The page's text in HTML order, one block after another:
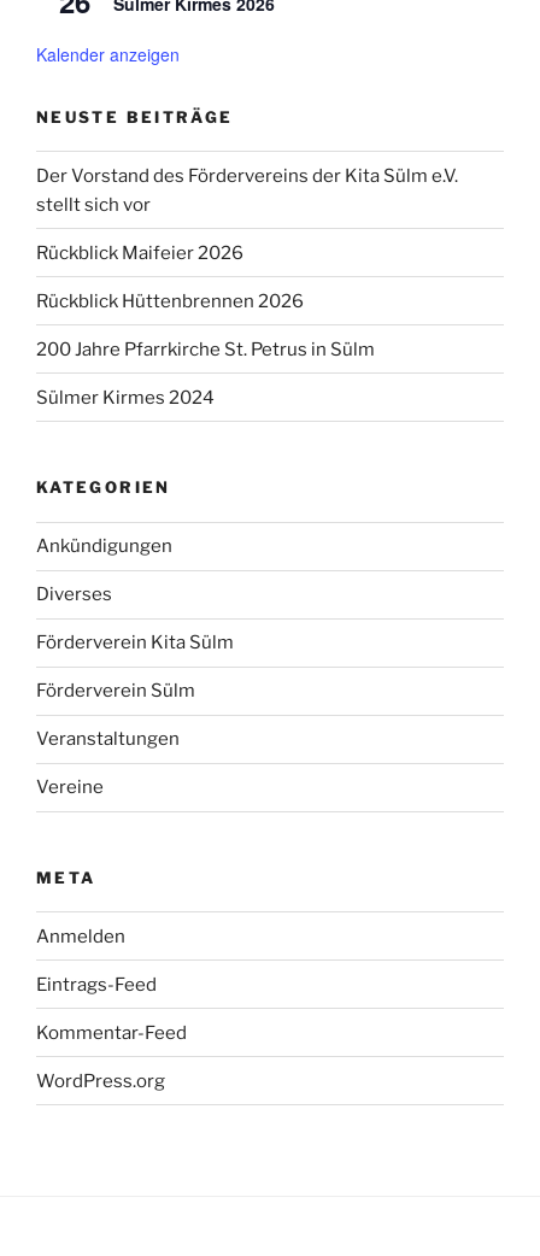
Kalender anzeigen
NEUSTE BEITRÄGE
Der Vorstand des Fördervereins der Kita Sülm e.V.
stellt sich vor
Rückblick Maifeier 2026
Rückblick Hüttenbrennen 2026
200 Jahre Pfarrkirche St. Petrus in Sülm
Sülmer Kirmes 2024
KATEGORIEN
Ankündigungen
Diverses
Förderverein Kita Sülm
Förderverein Sülm
Veranstaltungen
Vereine
META
Anmelden
Eintrags-Feed
Kommentar-Feed
WordPress.org